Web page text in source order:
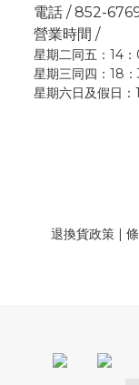
電話 / 852-
營業時間 /
星期二同五：14
星期三同四：18
星期六日及假日
退換貨政策|